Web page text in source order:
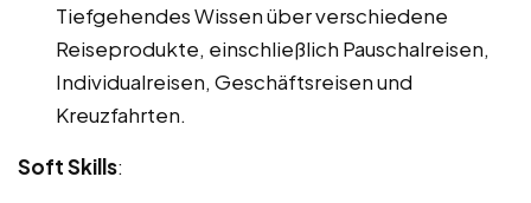
Tiefgehendes Wissen über verschiedene
Reiseprodukte, einschließlich Pauschalreisen,
Individualreisen, Geschäftsreisen und
Kreuzfahrten.
Soft Skills: